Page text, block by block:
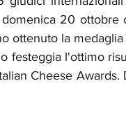
20 ottobre
ottenuto la medaglia
festeggia l'ottimo
Cheese